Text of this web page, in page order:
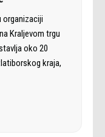
organizaciji
Kraljevom trgu
oko 20
kraja,